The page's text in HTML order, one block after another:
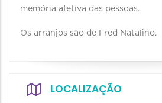
memória afetiva das pessoas.
Os arranjos são de Fred Natalino.
LOCALIZAÇÃO